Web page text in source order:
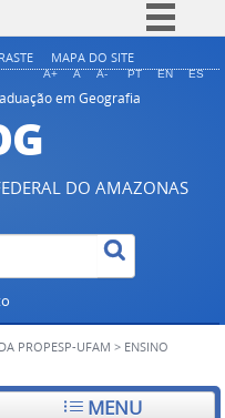
Simplifique!
Comunica BR
Acesso à informação
Legislação
Canais
MAPA DO SITE
A+ A A- PT EN ES
em Geografia
DO AMAZONAS
PROPESP-UFAM > ENSINO
MENU